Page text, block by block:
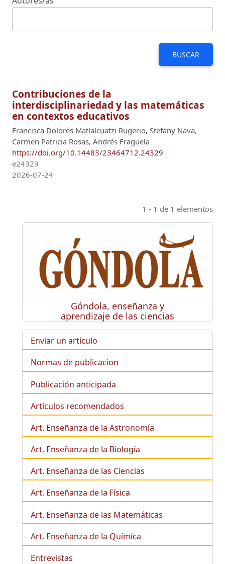
BUSCAR
Contribuciones de la
interdisciplinariedad y las matemáticas
en contextos educativos
Francisca Dolores Matlalcuatzi Rugerio, Stefany Nava,
Carmen Patricia Rosas, Andrés Fraguela
https://doi.org/10.14483/23464712.24329
e24329
2026-07-24
1 - 1 de 1 elementos
Góndola, enseñanza y
aprendizaje de las ciencias
Enviar un artículo
Normas de publicacion
Publicación anticipada
Artículos recomendados
Art. Enseñanza de la Astronomía
Art. Enseñanza de la Biología
Art. Enseñanza de las Ciencias
Art. Enseñanza de la Física
Art. Enseñanza de las Matemáticas
Art. Enseñanza de la Química
Entrevistas